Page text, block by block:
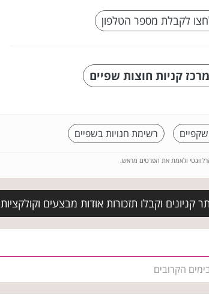
קניות חוצות שפיים
רשימת חנויות בשפיים
ולאמת את הפרטים מראש.
קניונים וקבלו תזכורות אודות מבצעים
הקרובים